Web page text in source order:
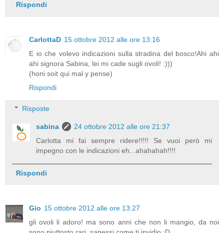
Rispondi
CarlottaD 15 ottobre 2012 alle ore 13:16
E io che volevo indicazioni sulla stradina del bosco!Ahi ahi
ahi signora Sabina, lei mi cade sugli ovoli! :)))
(honi soit qui mal y pense)
Rispondi
Risposte
sabina
24 ottobre 2012 alle ore 21:37
Carlotta mi fai sempre ridere!!!!! Se vuoi però mi
impegno con le indicazioni eh...ahahahah!!!!
Rispondi
Gio 15 ottobre 2012 alle ore 13:27
gli ovoli li adoro! ma sono anni che non li mangio, da noi